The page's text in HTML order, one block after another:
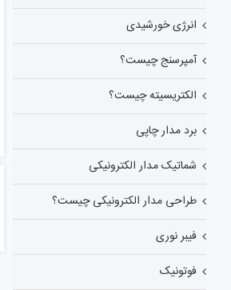
انرژی خورشیدی
آمپرسنج چیست؟
الکتریسیته چیست؟
برد مدار چاپی
شماتیک مدار الکترونیکی
طراحی مدار الکترونیکی چیست؟
فیبر نوری
فوتونیک